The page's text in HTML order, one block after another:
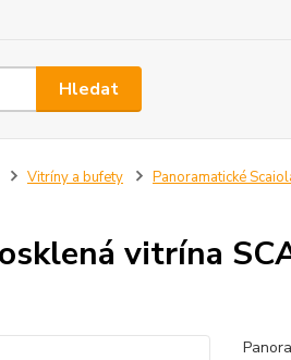
Hledat
Vitríny a bufety Panoramatické
vitrína